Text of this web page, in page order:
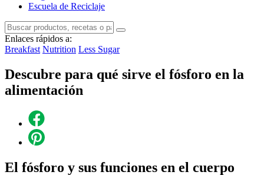
Escuela de Reciclaje
Enlaces rápidos a:
Breakfast Nutrition Less Sugar
Descubre para qué sirve el fósforo en la
alimentación
El fósforo y sus funciones en el cuerpo